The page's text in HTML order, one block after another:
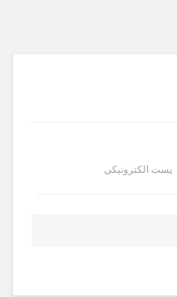
پست الکترونیکی